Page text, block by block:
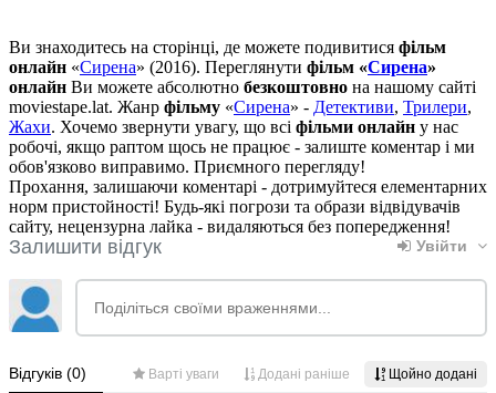
Ви знаходитесь на сторінці, де можете подивитися фільм
онлайн «Сирена» (2016). Переглянути фільм «Сирена»
онлайн Ви можете абсолютно безкоштовно на нашому сайті
moviestape.lat. Жанр фільму «Сирена» - Детективи, Трилери,
Жахи. Хочемо звернути увагу, що всі фільми онлайн у нас
робочі, якщо раптом щось не працює - залиште коментар і ми
обов'язково виправимо. Приємного перегляду!
Прохання, залишаючи коментарі - дотримуйтеся елементарних
норм пристойності! Будь-які погрози та образи відвідувачів
сайту, нецензурна лайка - видаляються без попередження!